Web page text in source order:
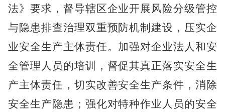
法》要求，督导辖区企业开展风险分级管控
与隐患排查治理双重预防机制建设，压实企
业安全生产主体责任。加强对企业法人和安
全管理人员的培训，督促其真正落实安全生
产主体责任，切实改善安全生产条件，消除
安全生产隐患；强化对特种作业人员的安全